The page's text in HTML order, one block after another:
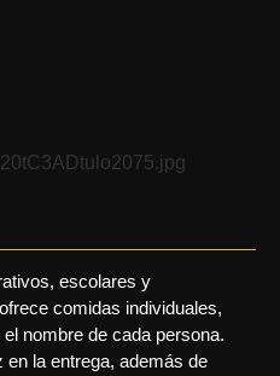
escolares y
comidas individuales,
nombre de cada persona.
en la entrega, además de